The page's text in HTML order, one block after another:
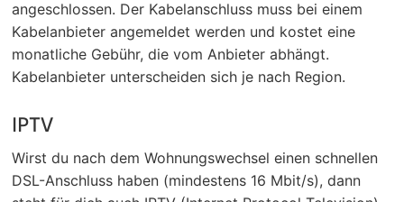
angeschlossen. Der Kabelanschluss muss bei einem
Kabelanbieter angemeldet werden und kostet eine
monatliche Gebühr, die vom Anbieter abhängt.
Kabelanbieter unterscheiden sich je nach Region.
IPTV
Wirst du nach dem Wohnungswechsel einen schnellen
DSL-Anschluss haben (mindestens 16 Mbit/s), dann